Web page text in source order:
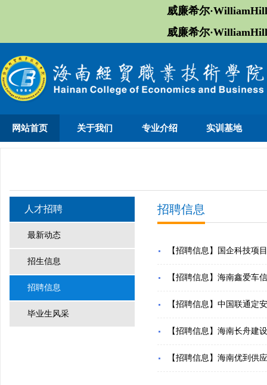
威廉希尔
威廉希尔
网站首页 关于我们 专业介绍 实训基地
人才招聘
最新动态
招生信息
招聘信息
毕业生风采
招聘信息
【招聘信息】国企科技项
【招聘信息】海南鑫爱车
【招聘信息】中国联通定
【招聘信息】海南长舟建
【招聘信息】海南优到供